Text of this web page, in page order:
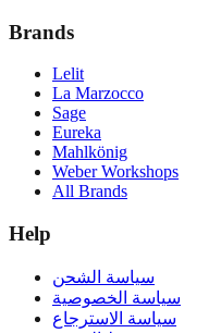
Brands
Lelit
La Marzocco
Sage
Eureka
Mahlkönig
Weber Workshops
All Brands
Help
سياسة الشحن
سياسة الخصوصية
سياسة الاسترجاع